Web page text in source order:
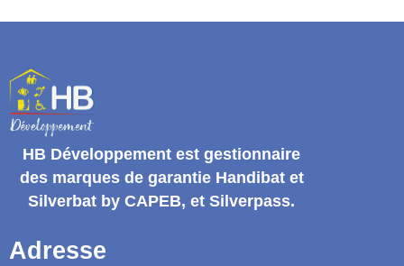
HB Développement est gestionnaire
des marques de garantie Handibat et
Silverbat by CAPEB, et Silverpass.
Adresse